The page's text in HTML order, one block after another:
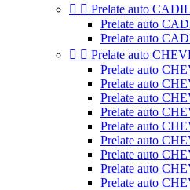
  Prelate auto
Prelate auto
Prelate auto
  Prelate auto
Prelate auto
Prelate auto
Prelate auto
Prelate auto
Prelate auto
Prelate auto
Prelate auto
Prelate auto
Prelate auto